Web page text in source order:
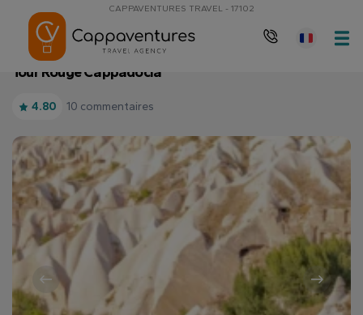
CAPPAVENTURES TRAVEL - 17102
Page d'accueil
Tour Rouge Cappadocia
4.80 10 commentaires